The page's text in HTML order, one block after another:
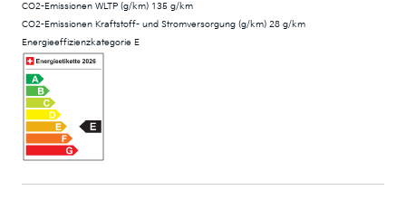
CO2-Emissionen WLTP (g/km) 135 g/km
CO2-Emissionen Kraftstoff- und Stromversorgung (g/km) 28 g/km
Energieeffizienzkategorie E